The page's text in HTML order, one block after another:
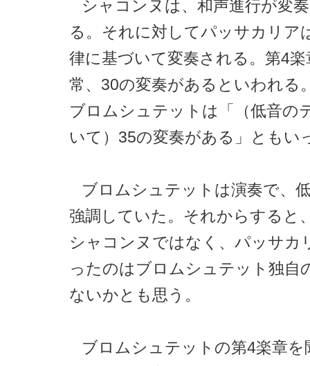
シャコンヌは、和声進行が変
る。それに対してパッサカリア
律に基づいて変奏される。第4
常、30の変奏があるといわれる
ブロムシュテットは「（低音の
いて）35の変奏がある」ともい
ブロムシュテットは演奏で、
強調していた。それからすると
シャコンヌではなく、パッサカ
ったのはブロムシュテット独自
ないかとも思う。
ブロムシュテットの第4楽章を